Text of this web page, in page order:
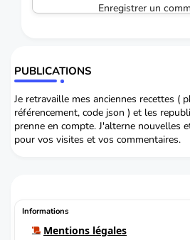
Enregistrer un
PUBLICATIONS
Je retravaille mes anciennes recettes (
référencement, code json ) et les
prenne en compte. J'alterne nouvelles
pour vos visites et vos commentaires.
Informations
Mentions légales